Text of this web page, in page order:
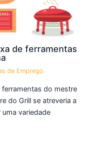
de ferramentas
de Emprego
do mestre
do Grill se atreveria a
variedade